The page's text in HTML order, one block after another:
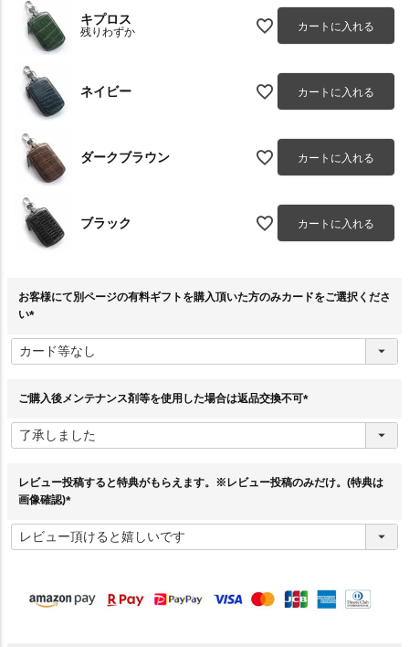
キプロス
残りわずか カートに入れる
ネイビー カートに入れる
ダークブラウン カートに入れる
ブラック カートに入れる
お客様にて別ページの有料ギフトを購入頂いた方のみカードをご選択くださ
い
必
須
ご購入後メンテナンス剤等を使用した場合は返品交換不可
須
レビュー投稿すると特典がもらえます。※レビュー投稿のみだけ。(特典は
画像確認)
必
須